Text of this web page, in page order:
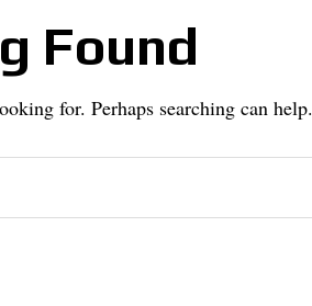
Found
for. Perhaps searching can help.